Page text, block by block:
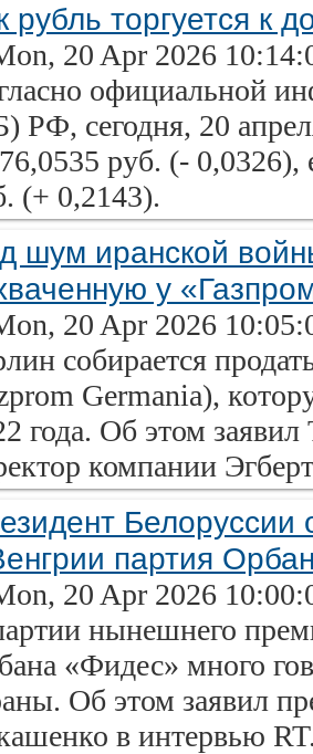
рубль торгуется к
20 Apr 2026
официальной
РФ, сегодня, 20
руб. (-
(+ 0,2143).
шум иранской
у
20 Apr 2026
собирается
Germania),
года. Об этом
компании
партия
20 Apr 2026
нынешнего
«Фидес» много
Об этом заявил
в интервью